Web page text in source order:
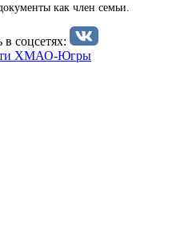
как член семьи.
соцсетях:
ХМАО-Югры